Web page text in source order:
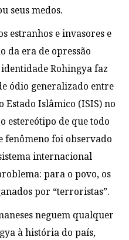
seus medos.
estranhos e invasores e
da era de opressão
Rohingya faz
ódio generalizado entre
Estado Islâmico (ISIS) no
de que todo
fenômeno foi observado
internacional
para o povo, os
por “terroristas”.
neguem qualquer
à história do país,